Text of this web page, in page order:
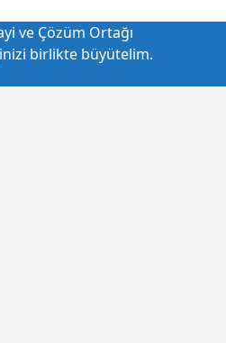
ve Çözüm Ortağı
birlikte büyütelim.